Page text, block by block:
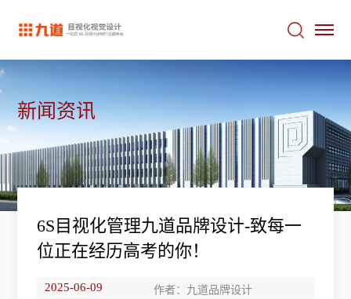
新闻资讯
6S目视化管理九道品牌设计-致每一
位正在经历高考的你！
2025-06-09 作者：九道品牌设计